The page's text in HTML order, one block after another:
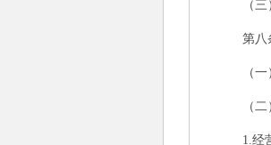
（三）
第八条
（一）
（二）
1.经营